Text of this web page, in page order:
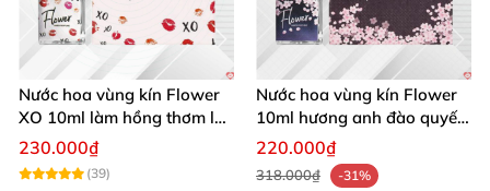
Nước hoa vùng kín Flower
XO 10ml làm hồng thơm lâu
bay mê ly
230.000₫
(39)
Nước hoa vùng kín Flower
10ml hương anh đào quyến
rũ ngọt ngào
220.000₫
318.000₫
-31%